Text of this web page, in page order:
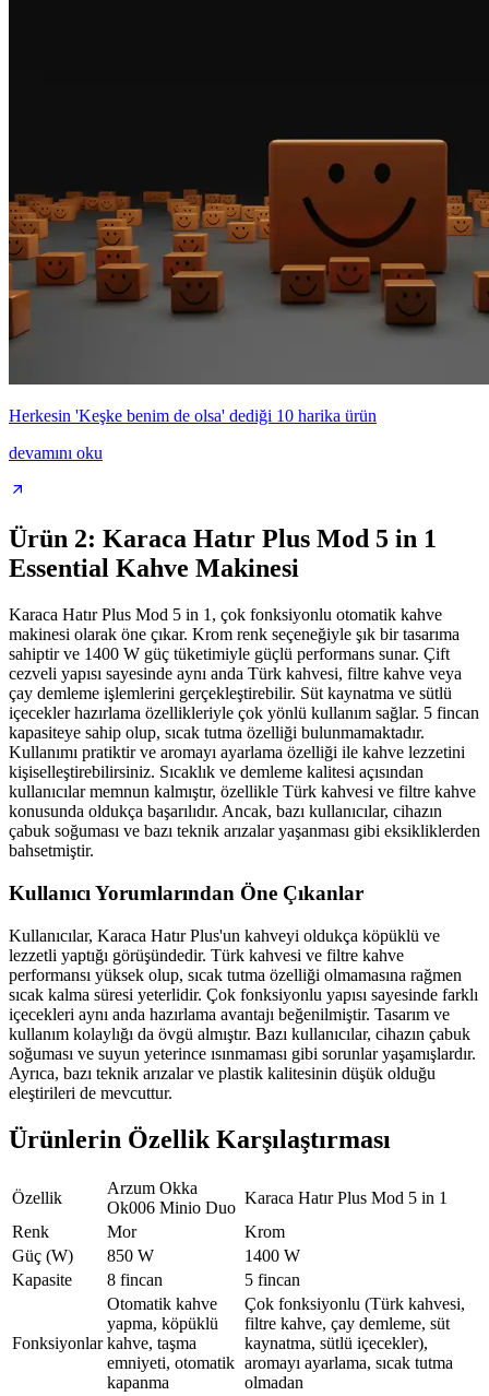
Herkesin 'Keşke benim de olsa' dediği 10 harika ürün
devamını oku
Ürün 2: Karaca Hatır Plus Mod 5 in 1
Essential Kahve Makinesi
Karaca Hatır Plus Mod 5 in 1, çok fonksiyonlu otomatik kahve
makinesi olarak öne çıkar. Krom renk seçeneğiyle şık bir tasarıma
sahiptir ve 1400 W güç tüketimiyle güçlü performans sunar. Çift
cezveli yapısı sayesinde aynı anda Türk kahvesi, filtre kahve veya
çay demleme işlemlerini gerçekleştirebilir. Süt kaynatma ve sütlü
içecekler hazırlama özellikleriyle çok yönlü kullanım sağlar. 5 fincan
kapasiteye sahip olup, sıcak tutma özelliği bulunmamaktadır.
Kullanımı pratiktir ve aromayı ayarlama özelliği ile kahve lezzetini
kişiselleştirebilirsiniz. Sıcaklık ve demleme kalitesi açısından
kullanıcılar memnun kalmıştır, özellikle Türk kahvesi ve filtre kahve
konusunda oldukça başarılıdır. Ancak, bazı kullanıcılar, cihazın
çabuk soğuması ve bazı teknik arızalar yaşanması gibi eksikliklerden
bahsetmiştir.
Kullanıcı Yorumlarından Öne Çıkanlar
Kullanıcılar, Karaca Hatır Plus'un kahveyi oldukça köpüklü ve
lezzetli yaptığı görüşündedir. Türk kahvesi ve filtre kahve
performansı yüksek olup, sıcak tutma özelliği olmamasına rağmen
sıcak kalma süresi yeterlidir. Çok fonksiyonlu yapısı sayesinde farklı
içecekleri aynı anda hazırlama avantajı beğenilmiştir. Tasarım ve
kullanım kolaylığı da övgü almıştır. Bazı kullanıcılar, cihazın çabuk
soğuması ve suyun yeterince ısınmaması gibi sorunlar yaşamışlardır.
Ayrıca, bazı teknik arızalar ve plastik kalitesinin düşük olduğu
eleştirileri de mevcuttur.
Ürünlerin Özellik Karşılaştırması
Özellik
Arzum Okka
Ok006 Minio Duo
Karaca Hatır Plus Mod 5 in 1
Renk
Mor
Krom
Güç (W)
850 W
1400 W
Kapasite
8 fincan 5 fincan
Fonksiyonlar
Otomatik kahve
yapma, köpüklü
kahve, taşma
emniyeti, otomatik
kapanma
Çok fonksiyonlu (Türk kahvesi,
filtre kahve, çay demleme, süt
kaynatma, sütlü içecekler),
aromayı ayarlama, sıcak tutma
olmadan